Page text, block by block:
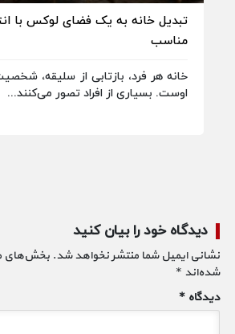
تبدیل خانه به یک فضای لوکس با
مناسب
خانه هر فرد، بازتابی از سلیقه،
اوست. بسیاری از افراد تصور می‌کنند...
دیدگاه خود را بیان کنید
نشانی ایمیل شما منتشر نخواهد شد. بخش‌های
شده‌اند *
دیدگاه*